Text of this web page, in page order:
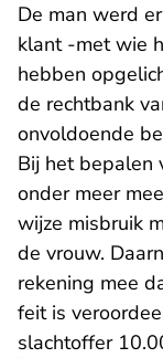
De man werd
klant -met wie
hebben
de rechtbank
onvoldoende
Bij het bepalen
onder meer
wijze misbruik
de vrouw.
rekening mee
feit is
slachtoffer